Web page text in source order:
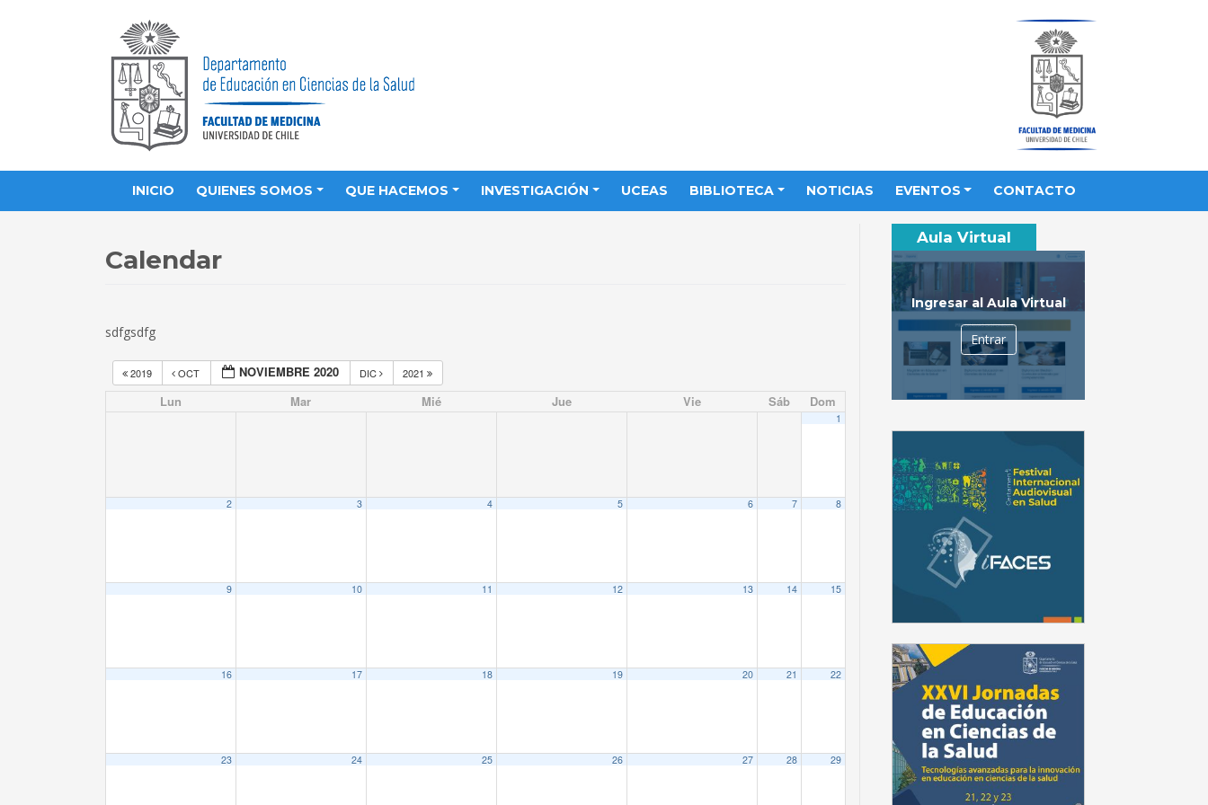
INICIO QUIENES SOMOS QUE HACEMOS INVESTIGACIÓN UCEAS BIBLIOTECA NOTICIAS EVENTOS CONTACTO
Calendar
sdfgsdfg
2019 OCT NOVIEMBRE 2020 DIC 2021
Lun Mar Mié Jue Vie Sáb Dom
1
2 3 4 5 6 7 8
9 10 11 12 13 14 15
16 17 18 19 20 21 22
23 24 25 26 27 28 29
Aula Virtual
Ingresar al Aula Virtual
Entrar